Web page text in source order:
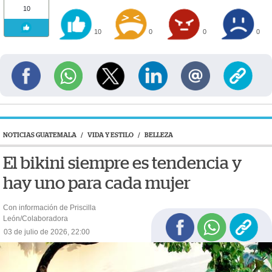
10
10 0 0 0
NOTICIAS GUATEMALA / VIDA Y ESTILO / BELLEZA
El bikini siempre es tendencia y
hay uno para cada mujer
Con información de Priscilla
León/Colaboradora
03 de julio de 2026, 22:00